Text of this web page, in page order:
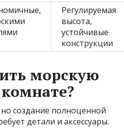
Регулируемая
высота,
устойчивые
конструкции
морскую
создание полноценной
детали и аксессуары.